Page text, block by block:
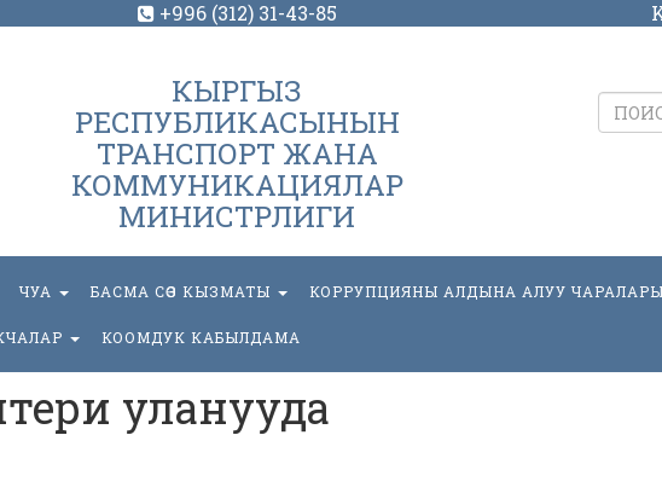
+996 (312) 31-43-85
КЫРГЫЗ
РЕСПУБЛИКАСЫНЫН
ТРАНСПОРТ ЖАНА
КОММУНИКАЦИЯЛАР
МИНИСТРЛИГИ
ЧУА БАСМА СӨЗ КЫЗМАТЫ КОРРУПЦИЯНЫ АЛДЫНА АЛУУ ЧАРАЛАРЫ
КООМДУК КАБЫЛДАМА
уланууда